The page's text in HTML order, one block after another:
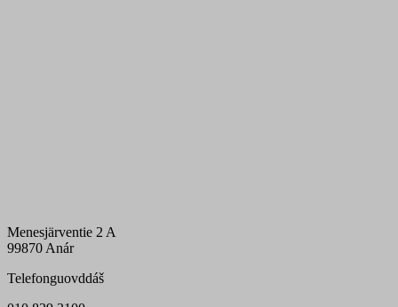
Menesjärventie 2 A
99870 Anár
Telefonguovddáš